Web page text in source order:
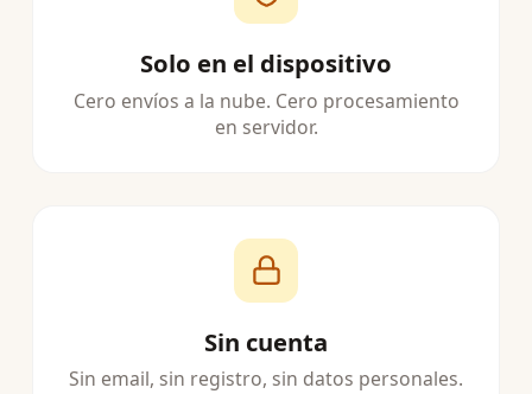
Solo en el dispositivo
Cero envíos a la nube. Cero procesamiento
en servidor.
Sin cuenta
Sin email, sin registro, sin datos personales.